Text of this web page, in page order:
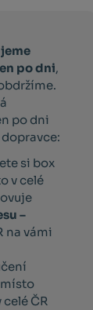
po dni,
po dni
si box
v celé
–
na vámi
celé ČR